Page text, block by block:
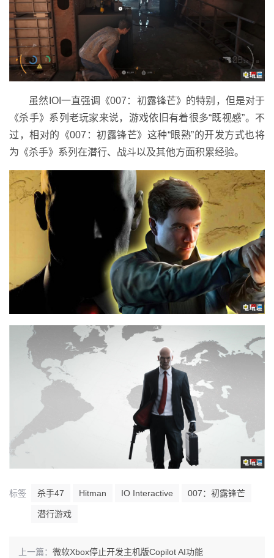
虽然IOI一直强调《007：初露锋芒》的特别，但是对于
《杀手》系列老玩家来说，游戏依旧有着很多“既视感”。不
过，相对的《007：初露锋芒》这种“眼熟”的开发方式也将
为《杀手》系列在潜行、战斗以及其他方面积累经验。
标签 杀手47 Hitman IO Interactive 007：初露锋芒
潜行游戏
上一篇： 微软Xbox停止开发主机版Copilot AI功能